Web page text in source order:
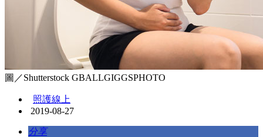
圖／Shutterstock GBALLGIGGSPHOTO
照護線上
2019-08-27
分享